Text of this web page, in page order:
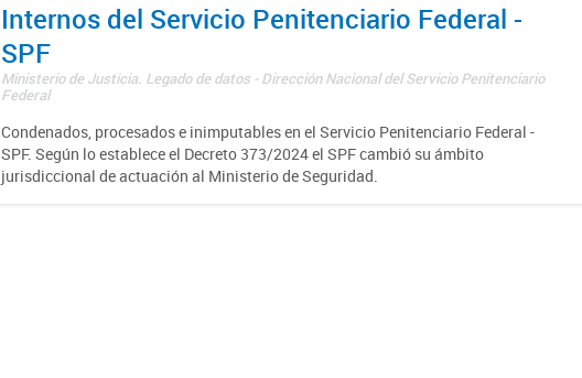
Internos del Servicio Penitenciario Federal -
SPF
Ministerio de Justicia. Legado de datos - Dirección Nacional del Servicio Penitenciario
Federal
Condenados, procesados e inimputables en el Servicio Penitenciario Federal -
SPF. Según lo establece el Decreto 373/2024 el SPF cambió su ámbito
jurisdiccional de actuación al Ministerio de Seguridad.